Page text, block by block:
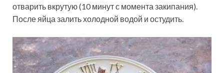
отварить вкрутую (10 минут с момента закипания).
После яйца залить холодной водой и остудить.